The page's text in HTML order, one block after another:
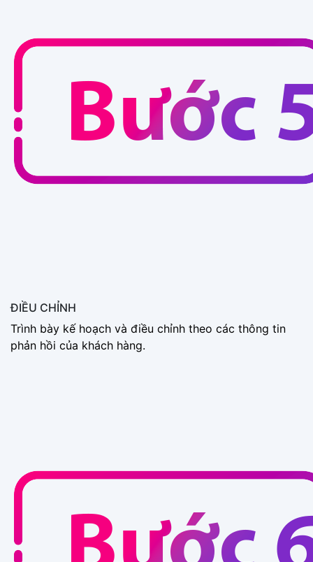
ĐIỀU CHỈNH
Trình bày kế hoạch và điều chỉnh theo các thông tin
phản hồi của khách hàng.